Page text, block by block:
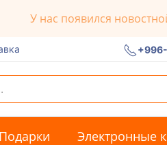
У нас появился
Подарки Электронные